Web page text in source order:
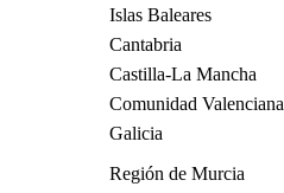
Islas Baleares
Cantabria
Castilla-La Mancha
Comunidad Valenciana
Galicia
Región de Murcia